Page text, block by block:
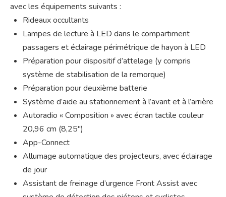
avec les équipements suivants :
Rideaux occultants
Lampes de lecture à LED dans le compartiment
passagers et éclairage périmétrique de hayon à LED
Préparation pour dispositif d’attelage (y compris
système de stabilisation de la remorque)
Préparation pour deuxième batterie
Système d’aide au stationnement à l’avant et à l’arrière
Autoradio « Composition » avec écran tactile couleur
20,96 cm (8,25″)
App-Connect
Allumage automatique des projecteurs, avec éclairage
de jour
Assistant de freinage d’urgence Front Assist avec